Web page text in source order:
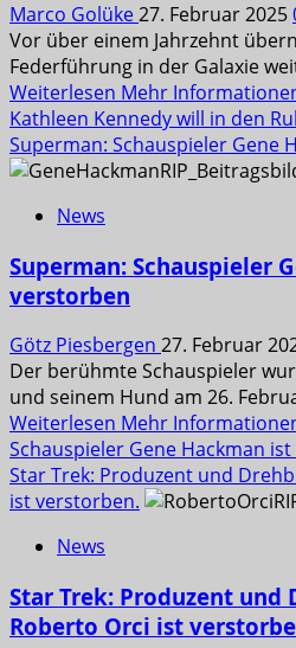
Marco Golüke27. Februar 2025
Vor über einem Jahrzehnt
Federführung in der Galaxie
Weiterlesen Mehr
Kathleen Kennedy will in den
Superman: Schauspieler Gene
News
Superman: Schauspieler
verstorben
Götz Piesbergen 27. Februar
Der berühmte Schauspieler
und seinem Hund am 26.
Weiterlesen Mehr
Schauspieler Gene Hackman
Star Trek: Produzent und
ist verstorben.
News
Star Trek: Produzent und
Roberto Orci ist